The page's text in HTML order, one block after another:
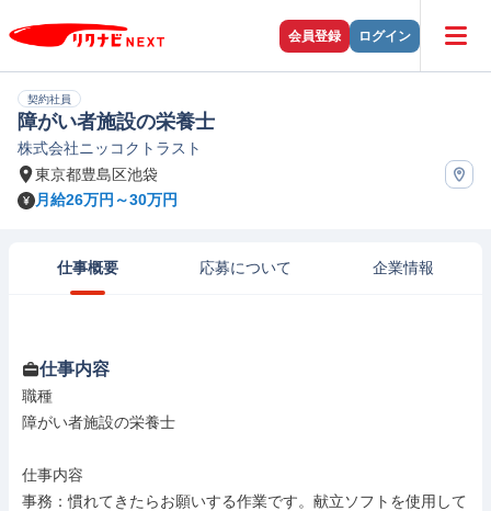
会員登録 ログイン
契約社員
障がい者施設の栄養士
株式会社ニッコクトラスト
東京都豊島区池袋
月給26万円～30万円
仕事概要 応募について 企業情報
仕事内容
職種
障がい者施設の栄養士
仕事内容
事務：慣れてきたらお願いする作業です。献立ソフトを使用して